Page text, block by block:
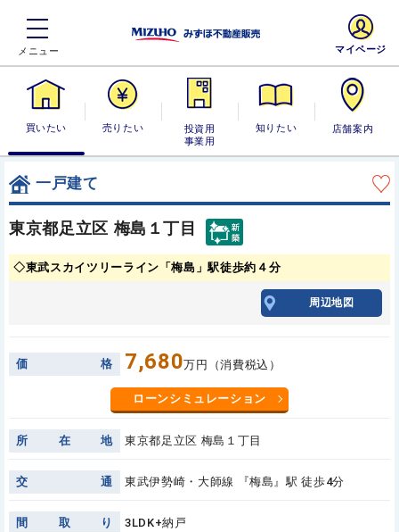
買いたい 売りたい
投資用・事業
用
知りたい 店舗案内
マイページ
一戸建て
東京都足立区 梅島１丁目
◇東武スカイツリーライン「梅島」駅徒歩約４分
周辺地図
価 格 7,680万円（消費税込）
ローンシミュレーション
所 在 地 東京都足立区 梅島１丁目
交 通 東武伊勢崎・大師線 『梅島』駅 徒歩4分
間 取 り 3LDK+納戸